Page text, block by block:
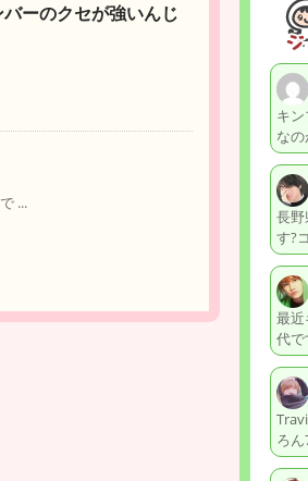
ーのクセが強いんじ
...
キ
なの
長
す?
最
代
ろ